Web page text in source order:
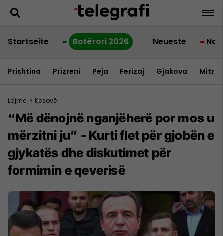
Startseite Botërori 2026 Neueste
Prishtina Prizreni Peja Ferizaj Gjakova
Lajme > Kosovë
“Më dënojnë nganjëherë por mos u
mërzitni ju” - Kurti flet për gjobën e
gjykatës dhe diskutimet për
formimin e qeverisë